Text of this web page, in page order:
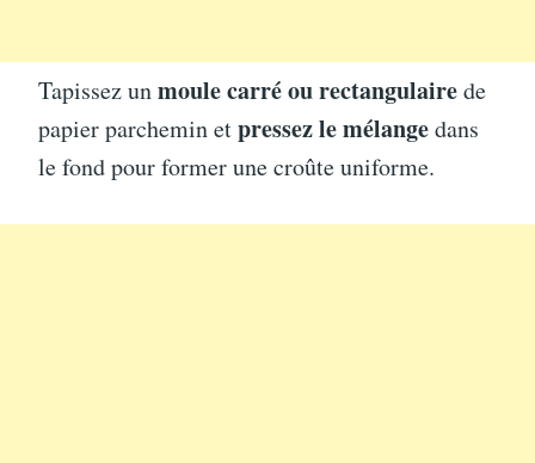
Tapissez unmoule carré ou rectangulairede
papier parchemin etpressez le mélangedans
le fond pour former une croûte uniforme.